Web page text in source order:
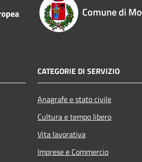
Comune di
CATEGORIE DI SERVIZIO
Anagrafe e stato civile
Cultura e tempo libero
Vita lavorativa
Imprese e Commercio